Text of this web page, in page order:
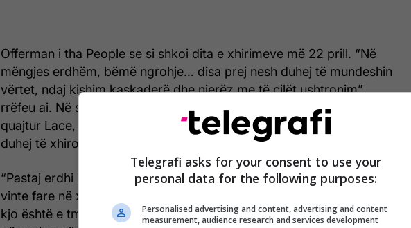
Offerman i tha People se si shkoi dita e xhirimeve më 22 prill. “Në
mëngjes erdhëm, bëmë ngrohje… disa prej nesh duhej të mundeshin
vërtet, ndaj kishim kaskaderë dhe njerëz me të cilët ushtronim”,
rrëfeu ai. Në serial, Kidman interpreton një mundëse profesioniste të
quajtur Lace, ndërsa Offerman luan rivalin e saj, Jinx, dhe atë ditë
duhej të xhironin një skenë përleshjeje në ring.
“Pastaj erdhi lajmi që Nicole kishte grip dhe se ndoshta nuk do të
vinte fare në xhirim”, kujton Offerman. “Të gjithë menduam: ‘Oh jo,
kjo është e tmerrshme, sepse kemi vetëm këtë ditë dhe kemi
Telegrafi asks for your consent to use your
personal data for the following purposes:
Personalised advertising and content, advertising and content
measurement, audience research and services development